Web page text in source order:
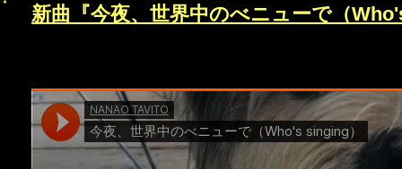
新曲『今夜、世界中のべニューで（